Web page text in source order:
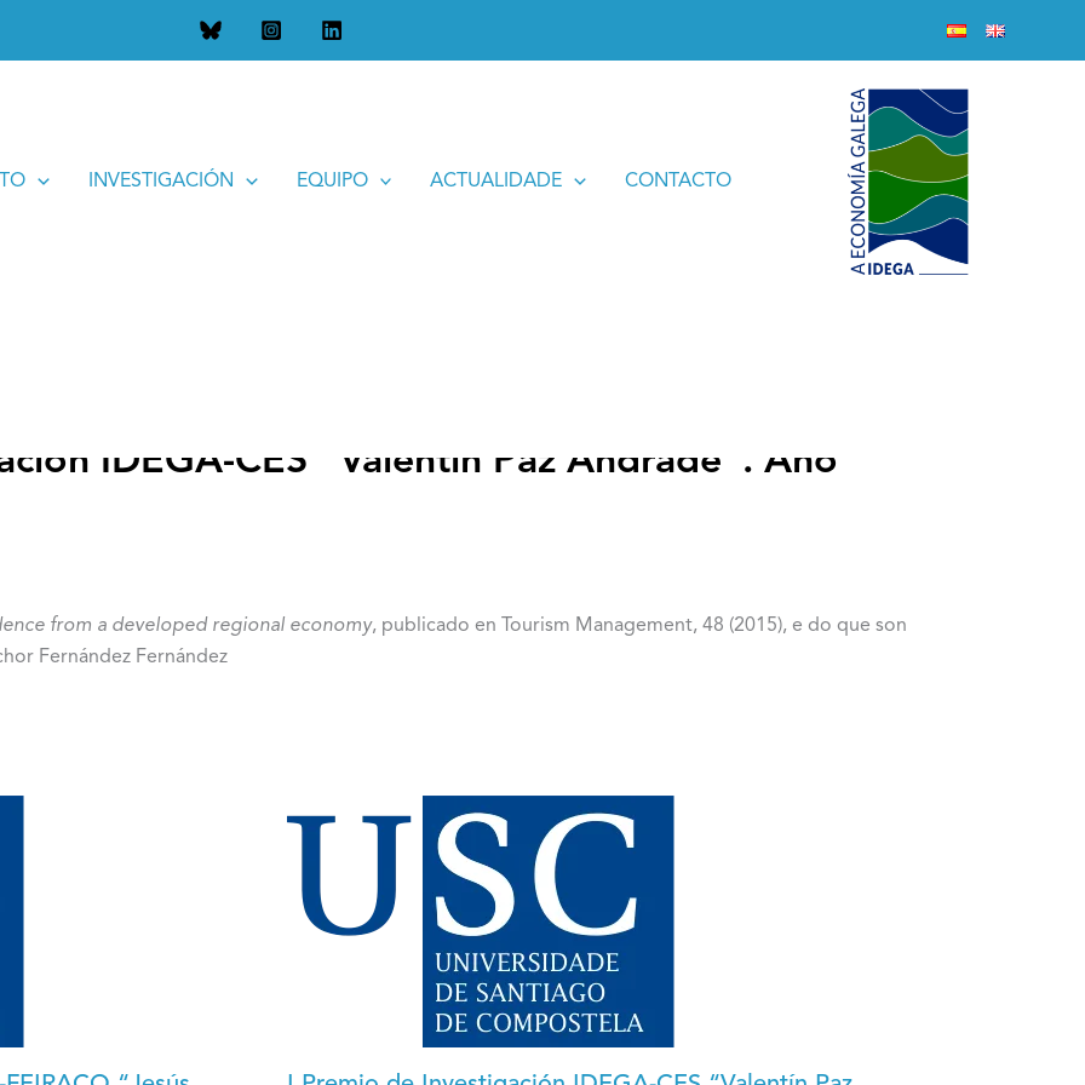
INVESTIGACIÓN EQUIPO ACTUALIDADE CONTACTO
“Valentín Paz Andrade”. Ano 2015
IDEGA-CES “Valentín Paz Andrade”. Ano
from a developed regional economy, publicado en Tourism Management, 48 (2015), e do que son
Fernández Fernández